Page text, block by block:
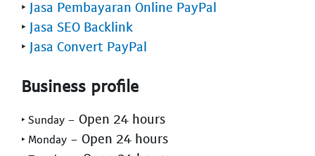
‣ Jasa Pembayaran Online PayPal
‣ Jasa SEO Backlink
‣ Jasa Convert PayPal
Business profile
‣ Sunday - Open 24 hours
‣ Monday - Open 24 hours